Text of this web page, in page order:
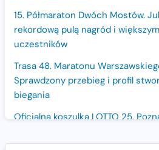
15. Półmaraton Dwóch Mostów.
rekordową pulą nagród i
uczestników
Trasa 48. Maratonu
Sprawdzony przebieg i profil
biegania
Oficjalna koszulka LOTTO 25.